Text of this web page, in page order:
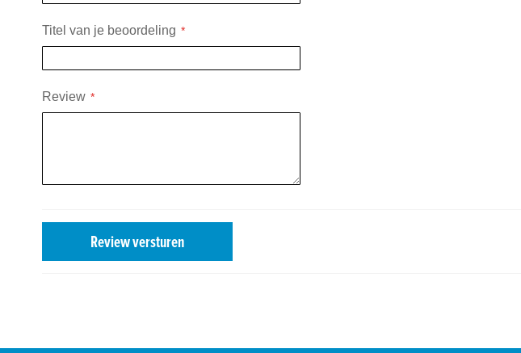
Titel van je beoordeling
Review
Review versturen